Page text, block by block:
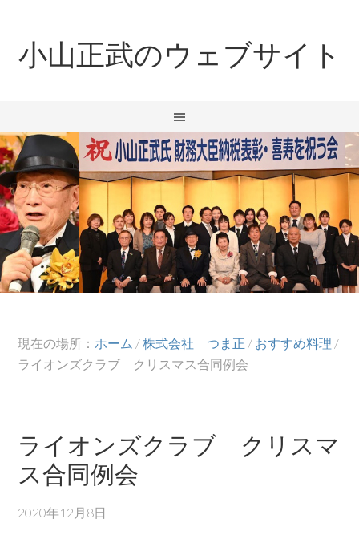
小山正武のウェブサイト
現在の場所： ホーム /株式会社 つま正 / おすすめ料理 /
ライオンズクラブ クリスマス合同例会
ライオンズクラブ クリスマ
ス合同例会
2020年12月8日